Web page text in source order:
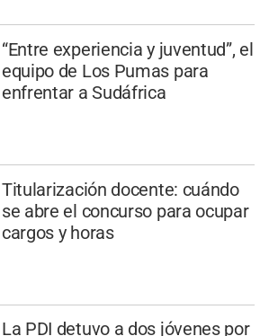
“Entre experiencia y juventud”, el
equipo de Los Pumas para
enfrentar a Sudáfrica
Titularización docente: cuándo
se abre el concurso para ocupar
cargos y horas
La PDI detuvo a dos jóvenes por